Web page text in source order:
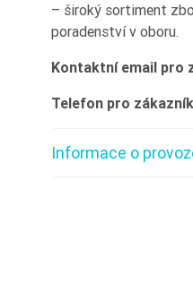
– široký sortiment
poradenství v oboru.
Kontaktní email pro
Telefon pro
Informace o